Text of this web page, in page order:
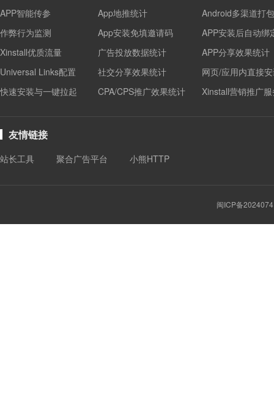
APP智能传参
作弊行为监测
Xinstall优质流量
Universal Links配置
快速安装与一键拉起
App地推统计
Android多渠道打包
App安装免填邀请码
APP安装后自动绑
广告投放数据统计
APP分享效果统计
社交分享效果统计
网页/应用内直接
CPA/CPS推广效果统计
Xinstall营销推广
友情链接
站长工具 聚合广告平台 小熊HTTP
闽ICP备